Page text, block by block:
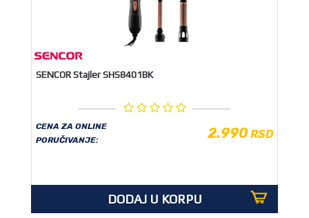
SENCOR Stajler SHS8401BK
CENA ZA ONLINE
PORUČIVANJE:
2.990RSD
DODAJ U KORPU